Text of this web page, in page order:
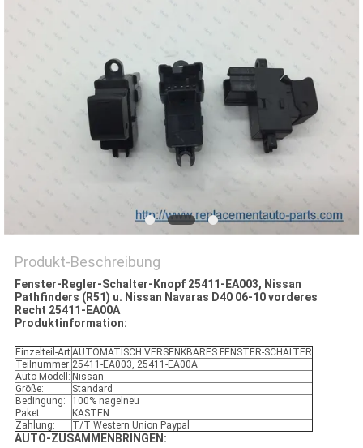
Produkt-Beschreibung
Fenster-Regler-Schalter-Knopf 25411-EA003, Nissan
Pathfinders (R51) u. Nissan Navaras D40 06-10 vorderes
Recht 25411-EA00A
Produktinformation:
Einzelteil-ArtAUTOMATISCH VERSENKBARES FENSTER-SCHALTER
Teilnummer: 25411-EA003, 25411-EA00A
Auto-Modell: Nissan
Größe:
Standard
Bedingung:
100% nagelneu
Paket:
KASTEN
Zahlung:
T/T Western Union Paypal
AUTO-ZUSAMMENBRINGEN: